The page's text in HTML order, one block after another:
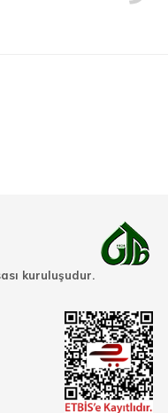
kuruluşudur.